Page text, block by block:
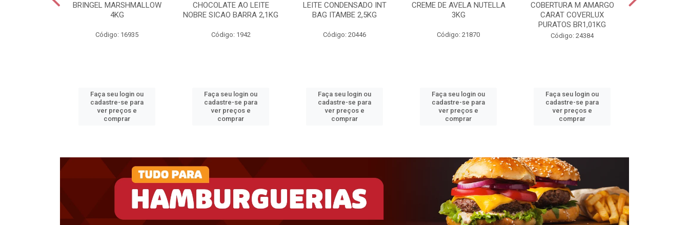
BRINGEL MARSHMALLOW
4KG
Código: 16935
Faça seu login ou
cadastre-se para
ver preços e
comprar
CHOCOLATE AO LEITE
NOBRE SICAO BARRA 2,1KG
Código: 1942
Faça seu login ou
cadastre-se para
ver preços e
comprar
LEITE CONDENSADO INT
BAG ITAMBE 2,5KG
Código: 20446
Faça seu login ou
cadastre-se para
ver preços e
comprar
CREME DE AVELA NUTELLA
3KG
Código: 21870
Faça seu login ou
cadastre-se para
ver preços e
comprar
COBERTURA M AMARGO
CARAT COVERLUX
PURATOS BR1,01KG
Código: 24384
Faça seu login ou
cadastre-se para
ver preços e
comprar